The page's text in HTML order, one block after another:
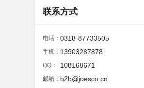
联系方式
电话： 0318-87733505
手机： 13903287878
QQ： 108168671
邮箱： b2b@joesco.cn